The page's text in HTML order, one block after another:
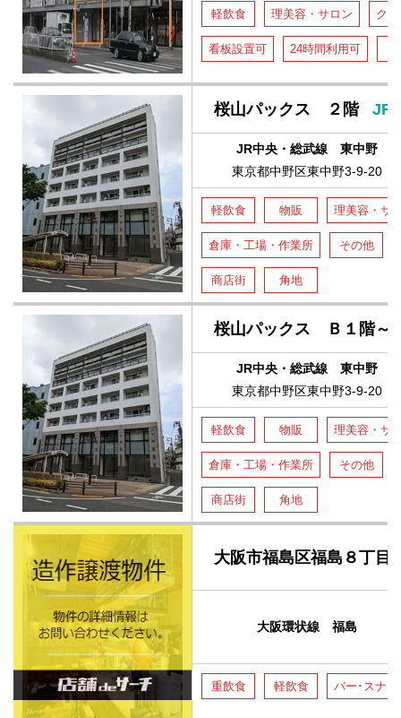
軽飲食 理美容・サロン ク
看板設置可 24時間利用可
桜山パックス ２階 JR
JR中央・総武線 東中野
東京都中野区東中野3-9-20
軽飲食 物販 理美容・サ
倉庫・工場・作業所 その他
商店街 角地
桜山パックス Ｂ１階～
JR中央・総武線 東中野
東京都中野区東中野3-9-20
軽飲食 物販 理美容・サ
倉庫・工場・作業所 その他
商店街 角地
大阪市福島区福島８丁
大阪環状線 福島
重飲食 軽飲食 バー･スナ